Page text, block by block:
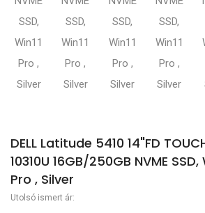
DELL Latitude 5410 14"FD
10310U 16GB/250GB NVME SSD,
Pro , Silver
Utolsó ismert ár: